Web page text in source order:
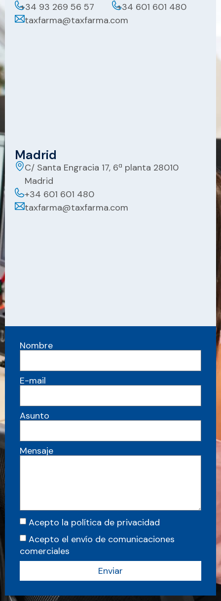
+34 93 269 56 57
+34 601 601 480
taxfarma@taxfarma.com
Madrid
C/ Santa Engracia 17, 6ª planta 28010
Madrid
+34 601 601 480
taxfarma@taxfarma.com
Nombre
E-mail
Asunto
Mensaje
Acepto la política de privacidad
Acepto el envío de comunicaciones
comerciales
Enviar